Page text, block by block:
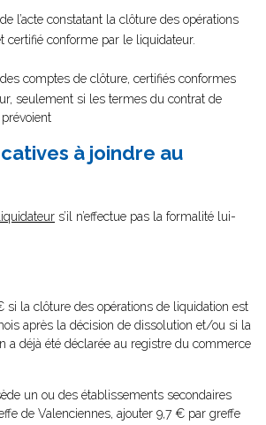
l’acte constatant la clôture des opérations
certifié conforme par le liquidateur.
comptes de clôture, certifiés conformes
seulement si les termes du contrat de
à joindre au
s’il n’effectue pas la formalité lui-
si la clôture des opérations de liquidation est
après la décision de dissolution et/ou si la
a déjà été déclarée au registre du commerce
un ou des établissements secondaires
de Valenciennes, ajouter 9,7 € par greffe